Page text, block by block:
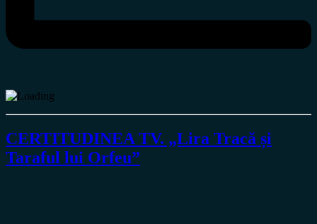
CERTITUDINEA TV. „Lira Tracă și
Taraful lui Orfeu”